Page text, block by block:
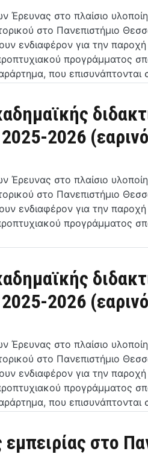
Έρευνας στο πλαίσιο
στο Πανεπιστήμιο
ενδιαφέρον για την
προγράμματος
που
2026
Έρευνας στο πλαίσιο
στο Πανεπιστήμιο
ενδιαφέρον για την
προγράμματος
2026
Έρευνας στο πλαίσιο
στο Πανεπιστήμιο
ενδιαφέρον για την
προγράμματος
που
στο